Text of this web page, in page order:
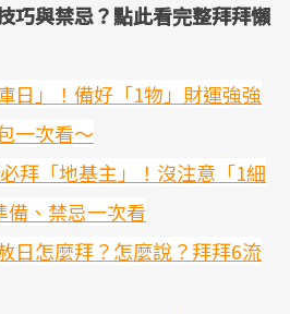
巧與禁忌？點此看完整拜拜懶
日」！備好「1物」財運強強
一次看～
拜「地基主」！沒注意「1細
備、禁忌一次看
日怎麼拜？怎麼說？拜拜6流